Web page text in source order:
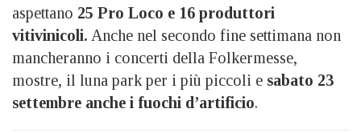
aspettano 25 Pro Loco e 16 produttori
vitivinicoli. Anche nel secondo fine settimana non
mancheranno i concerti della Folkermesse,
mostre, il luna park per i più piccoli e sabato 23
settembre anche i fuochi d’artificio.